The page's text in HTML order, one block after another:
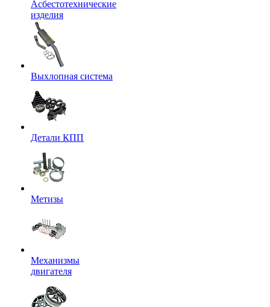
Асбестотехнические
изделия
Выхлопная система
Детали КПП
Метизы
Механизмы
двигателя